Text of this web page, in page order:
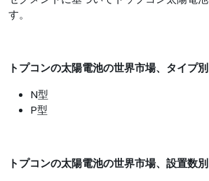
す。
トプコンの太陽電池の世界市場、タイプ別
N型
P型
トプコンの太陽電池の世界市場、設置数別